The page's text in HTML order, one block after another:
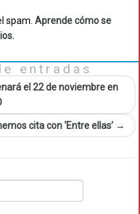
spam. Aprende cómo se
entradas
el 22 de noviembre en
cita con ‘Entre ellas’ →